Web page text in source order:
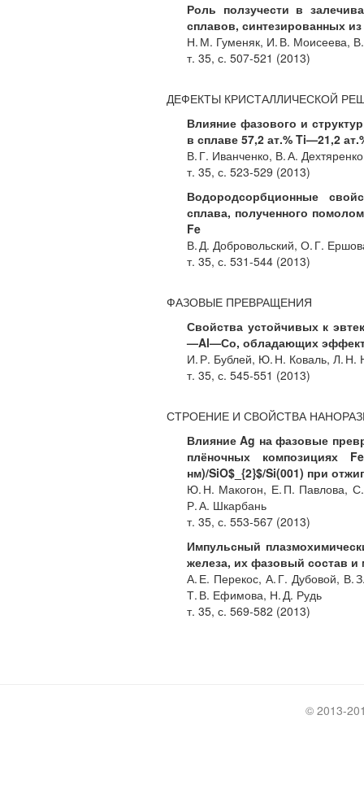
Роль ползучести в
сплавов, синтезированных
Н. М. Гуменяк, И. В. Моисеева,
т. 35, с. 507-521 (2013)
ДЕФЕКТЫ КРИСТАЛЛИЧЕСКОЙ
Влияние фазового и
в сплаве 57,2 ат.% Ti—21,2
В. Г. Иванченко, В. А.
т. 35, с. 523-529 (2013)
Водородсорбционные
сплава, полученного
Fe
В. Д. Добровольский, О. Г.
т. 35, с. 531-544 (2013)
ФАЗОВЫЕ ПРЕВРАЩЕНИЯ
Свойства устойчивых к
—Al—Со, обладающих
И. Р. Бублей, Ю. Н. Коваль, Л. Н.
т. 35, с. 545-551 (2013)
СТРОЕНИЕ И СВОЙСТВА
Влияние Ag на фазовые
плёночных композициях
нм)/SiO$_{2}$/Si(001) при
Ю. Н. Макогон, Е. П. Павлова,
Р. А. Шкарбань
т. 35, с. 553-567 (2013)
Импульсный
железа, их фазовый состав и
А. Е. Перекос, А. Г. Дубовой, В.
Т. В. Ефимова, Н. Д. Рудь
т. 35, с. 569-582 (2013)
© 2013-